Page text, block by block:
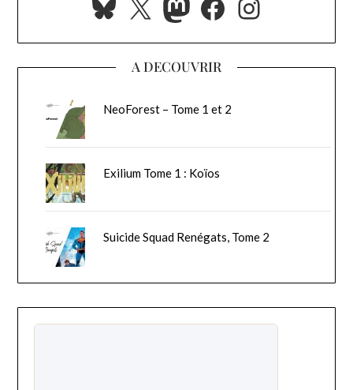
Bluesky
X Mastodon
Facebook
A DECOUVRIR
NeoForest – Tome 1 et 2
Exilium Tome 1 : Koïos
Suicide Squad Renégats, Tome 2